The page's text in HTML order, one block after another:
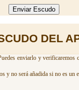
DEL
enviarlo y
y no será añadida si no es un